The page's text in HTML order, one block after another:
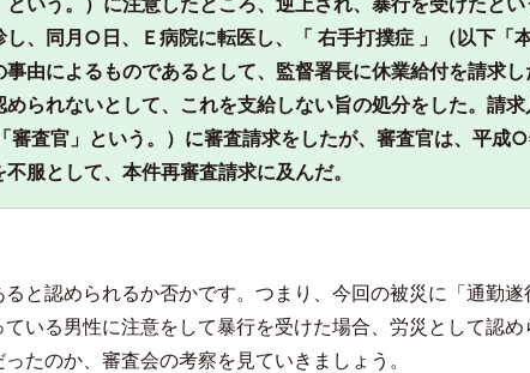
、同月 ○日、Ｅ病院に転医し、「 右手打撲症 」（以下「
由によるものであるとして、監督署長に休業給付を請求
られないとして、これを支給しない旨の処分をした。請
査官」という。）に審査請求をしたが、審査官は、平成○
服として、本件再審査請求に及んだ。
と認められるか否かです。つまり、今回の被災に「通勤
いる男性に注意をして暴行を受けた場合、労災として認
たのか、審査会の考察を見ていきましょう。